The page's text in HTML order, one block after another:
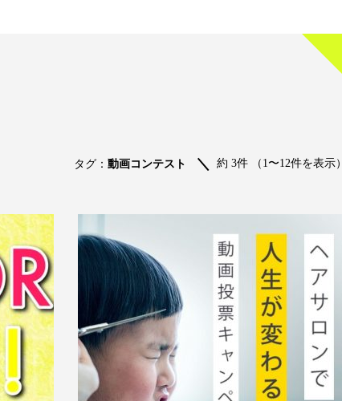
タグ： 動画コンテスト 約 3件 （1〜12件を表示）